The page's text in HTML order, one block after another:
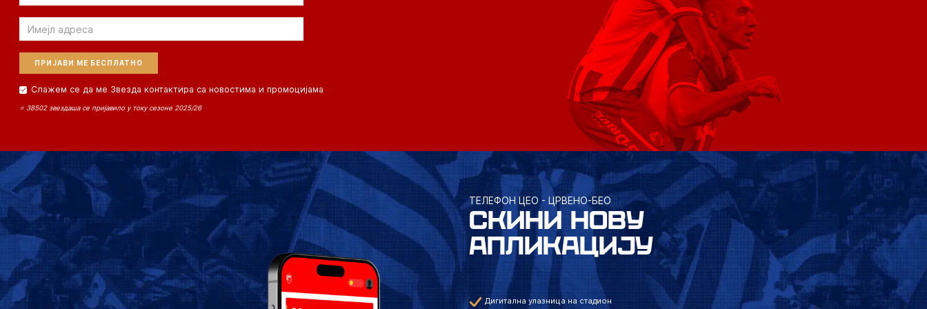
Email
Слажем се да ме Звезда контактира са новостима и промоцијама
⭐ 38502 звездаша се пријавило у току сезоне 2025/26
ТЕЛЕФОН ЦЕО - ЦРВЕНО-БЕО
СКИНИ НОВУ
АПЛИКАЦИЈУ
Дигитална улазница на стадион